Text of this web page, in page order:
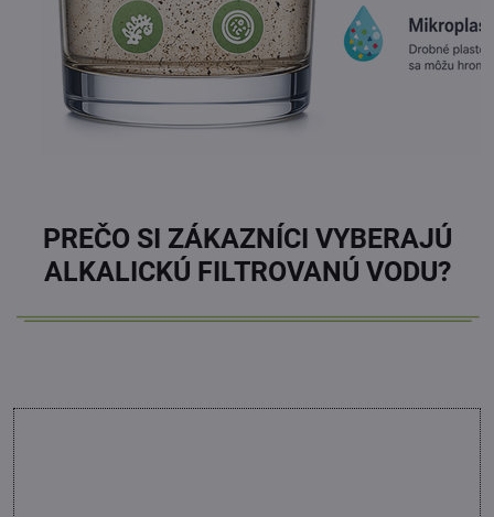
PREČO SI ZÁKAZNÍCI VYBERAJÚ
ALKALICKÚ FILTROVANÚ VODU?